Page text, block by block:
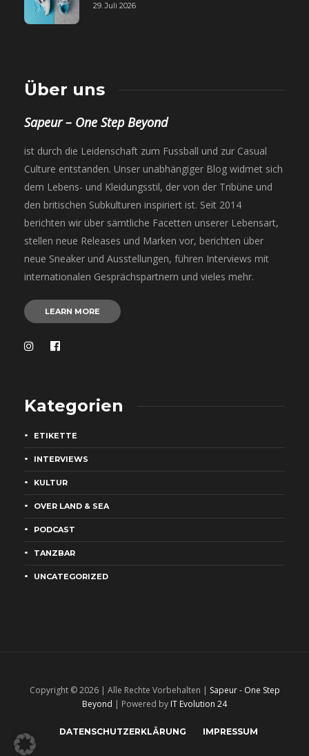
29. Juli 2026
Über uns
Sapeur – One Step Beyond
ist durch die Leidenschaft zum Fussball und zur Casual
Culture entstanden. Unser unabhängiger Blog widmet sich
dem Lebens- und Kleidungsstil, der von der Tribüne und
den britischen Subkulturen inspiriert ist. Seit 2014
berichten wir über sämtliche Facetten unserer Lebensart,
stellen neue Releases und Marken vor, berichten über
neue Sneaker und Ausstellungen, führen Interviews mit
internationalen Gesprächspartnern und vieles mehr.
LEARN MORE
Kategorien
ETIKETTE
INTERVIEWS
KULTUR
OVER LAND & SEA
PODCAST
TANZBAR
UNCATEGORIZED
Copyright © 2026 | Alle Rechte Vorbehalten | Sapeur - One Step
Beyond | Powered by IT Evolution 24
DATENSCHUTZERKLÄRUNG IMPRESSUM